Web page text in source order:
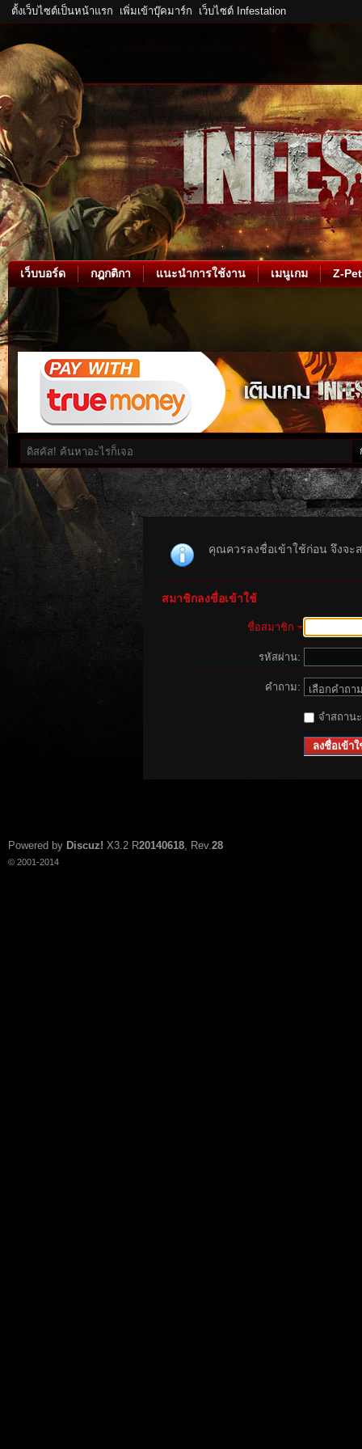
ตั้งเว็บไซต์เป็นหน้าแรก เพิ่มเข้าบุ๊คมาร์ก เว็บไซต์ Infestation
เว็บบอร์ด กฎกติกา แนะนำการใช้งาน เมนูเกม Z-Pet
คุณควรลงชื่อเข้าใช้ก่อน จึงจะ
สมาชิกลงชื่อเข้าใช้
ชื่อสมาชิก
รหัสผ่าน:
คำถาม:
จำสถาน
ลงชื่อเข้าใ
Powered by Discuz! X3.2 R20140618, Rev.28
© 2001-2014